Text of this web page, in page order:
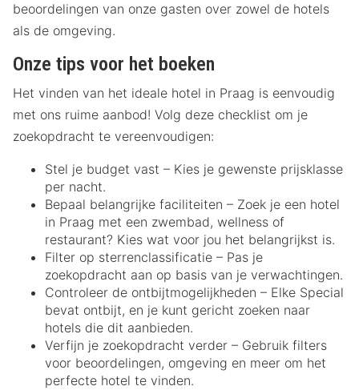
beoordelingen van onze gasten over zowel de hotels
als de omgeving.
Onze tips voor het boeken
Het vinden van het ideale hotel in Praag is eenvoudig
met ons ruime aanbod! Volg deze checklist om je
zoekopdracht te vereenvoudigen:
Stel je budget vast – Kies je gewenste prijsklasse
per nacht.
Bepaal belangrijke faciliteiten – Zoek je een hotel
in Praag met een zwembad, wellness of
restaurant? Kies wat voor jou het belangrijkst is.
Filter op sterrenclassificatie – Pas je
zoekopdracht aan op basis van je verwachtingen.
Controleer de ontbijtmogelijkheden – Elke Special
bevat ontbijt, en je kunt gericht zoeken naar
hotels die dit aanbieden.
Verfijn je zoekopdracht verder – Gebruik filters
voor beoordelingen, omgeving en meer om het
perfecte hotel te vinden.